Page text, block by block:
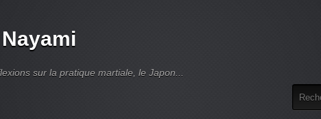
sur la pratique martiale, le Japon...